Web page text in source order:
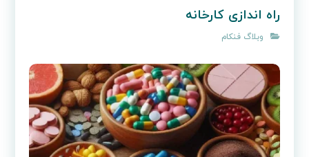
راه اندازی کارخانه
وبلاگ فنکام